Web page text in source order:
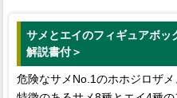
サメとエイのフィギュアボッ
解説書付＞
危険なサメNo.1のホホジロザ